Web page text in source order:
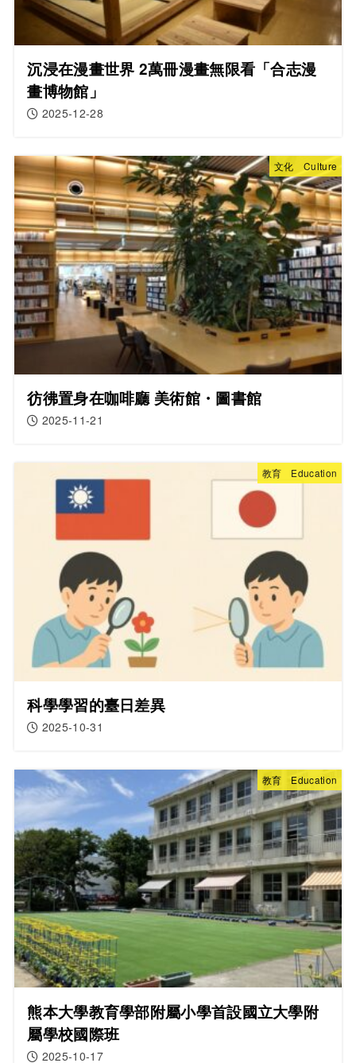
沉浸在漫畫世界 2萬冊漫畫無限看「合志漫
畫博物館」
2025-12-28
文化 Culture
彷彿置身在咖啡廳 美術館・圖書館
2025-11-21
教育 Education
科學學習的臺日差異
2025-10-31
教育 Education
熊本大學教育學部附屬小學首設國立大學附
屬學校國際班
2025-10-17